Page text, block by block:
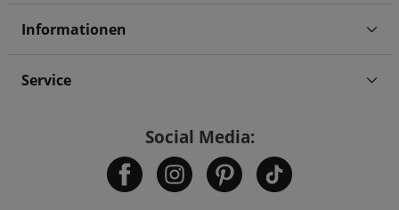
Informationen
Service
Social Media: